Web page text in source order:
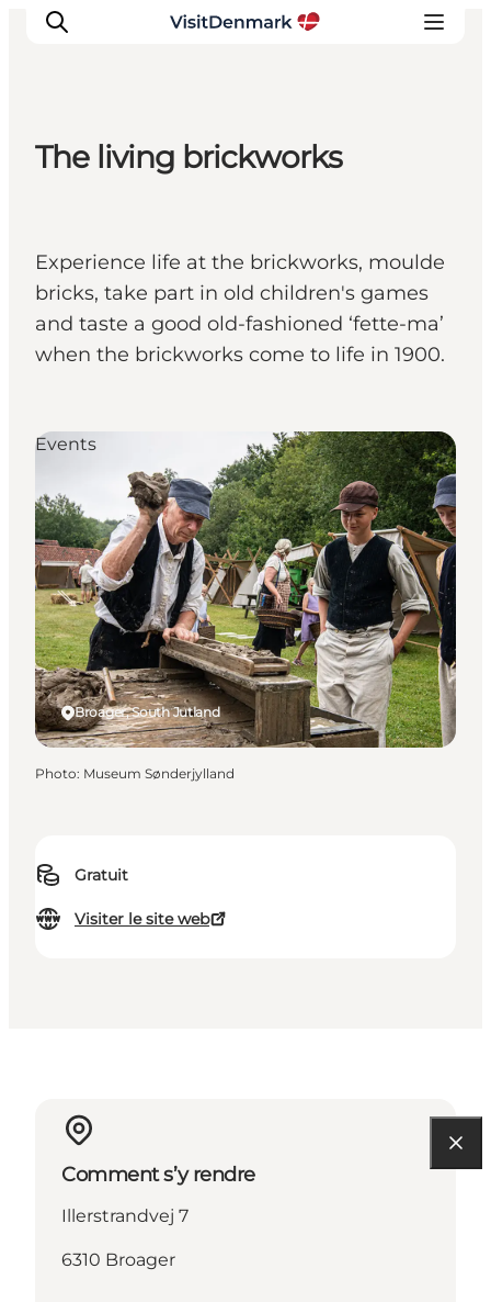
Quoi faire
Hébergements
Planifiez votre voyage
The living brickworks
Experience life at the brickworks, moulde
bricks, take part in old children's games
and taste a good old-fashioned ‘fette-ma’
when the brickworks come to life in 1900.
Gratuit
Visiter le site web
Broager, South Jutland
Events
Photo: Museum Sønderjylland
Comment s’y rendre
Illerstrandvej 7
6310 Broager